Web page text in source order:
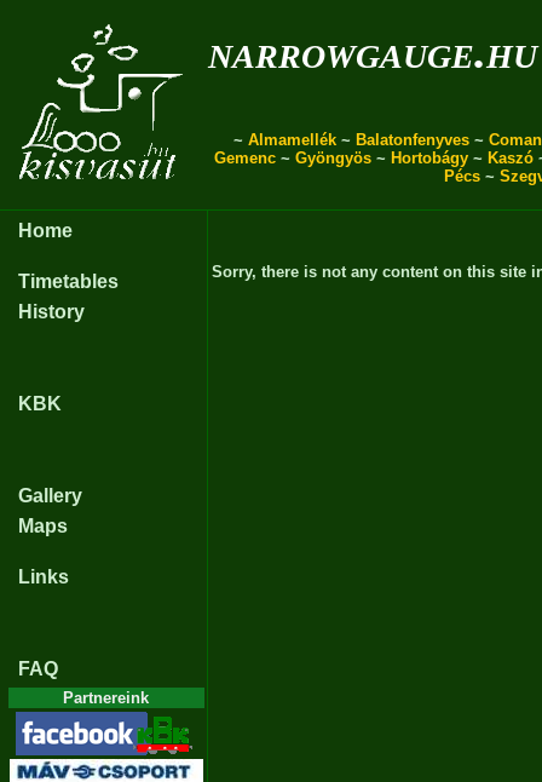
narrowgauge.hu
~ Almamellék ~ Balatonfenyves ~
Gemenc ~ Gyöngyös ~ Hortobágy ~ Kaszó
Pécs ~
Home
Timetables
History
KBK
Gallery
Maps
Links
FAQ
Partnereink
Sorry, there is not any content on this site